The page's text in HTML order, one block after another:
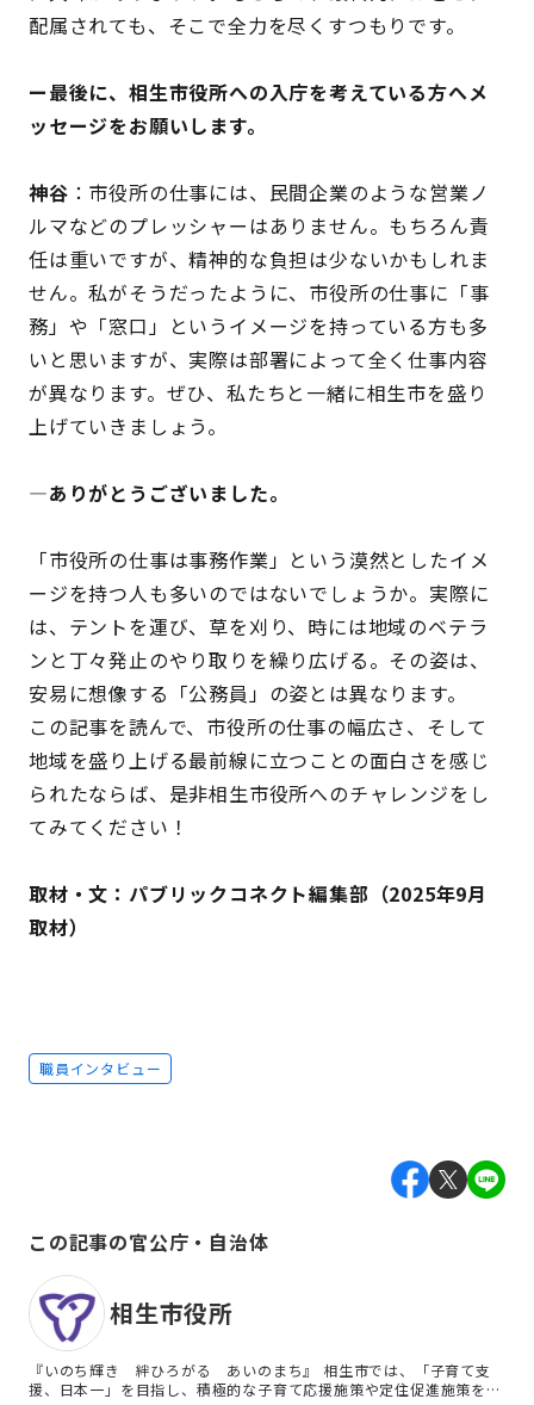
配属されても、そこで全力を尽くすつもりです。
ー最後に、相生市役所への入庁を考えている方へメ
ッセージをお願いします。
神谷 ：市役所の仕事には、民間企業のような営業ノ
ルマなどのプレッシャーはありません。もちろん責
任は重いですが、精神的な負担は少ないかもしれま
せん。私がそうだったように、市役所の仕事に「事
務」や「窓口」というイメージを持っている方も多
いと思いますが、実際は部署によって全く仕事内容
が異なります。ぜひ、私たちと一緒に相生市を盛り
上げていきましょう。
―ありがとうございました。
「市役所の仕事は事務作業」という漠然としたイメ
ージを持つ人も多いのではないでしょうか。実際に
は、テントを運び、草を刈り、時には地域のベテラ
ンと丁々発止のやり取りを繰り広げる。その姿は、
安易に想像する「公務員」の姿とは異なります。
この記事を読んで、市役所の仕事の幅広さ、そして
地域を盛り上げる最前線に立つことの面白さを感じ
られたならば、是非相生市役所へのチャレンジをし
てみてください！
取材・文：パブリックコネクト編集部（2025年9月
取材）
職員インタビュー
この記事の官公庁・自治体
相生市役所
『いのち輝き 絆ひろがる あいのまち』 相生市では、「子育て支
援、日本一」を目指し、積極的な子育て応援施策や定住促進施策を展